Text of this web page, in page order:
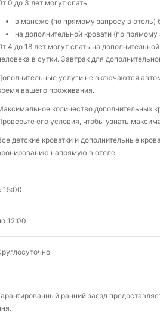
0 до 3 лет могут спать:
в манеже (по прямому запросу в отель)
на дополнительной кровати (по
4 до 18 лет могут спать на
в сутки. Завтрак для
услуги не включаются
вашего проживания.
количество дополнительных
его условия, чтобы узнать
детские кроватки и дополнительные
напрямую в отеле.
15:00
12:00
ранний заезд